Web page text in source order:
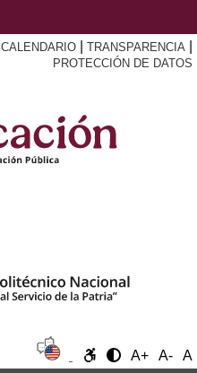
CALENDARIO TRANSPARENCIA
PROTECCIÓN DE DATOS
A+ A- A